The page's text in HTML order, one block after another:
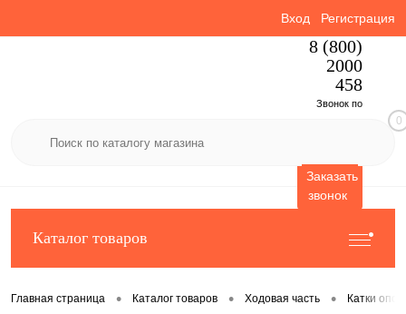
Вход Регистрация
8 (800)
2000
458
Звонок по
Заказать
звонок
0
Каталог товаров
Главная страница • Каталог товаров • Ходовая часть • Катки